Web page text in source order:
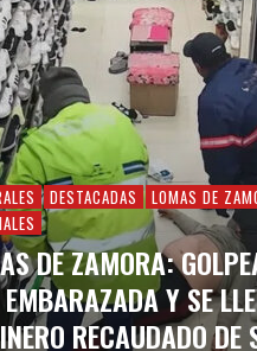
DESTACADAS
LOMAS DE
DE ZAMORA:
Y SE
RECAUDADO DE